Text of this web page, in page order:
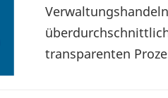
transparenten